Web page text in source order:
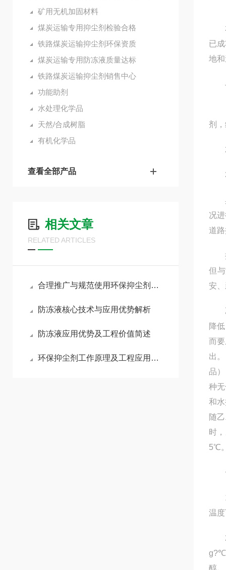
矿用无机加固材料
煤炭运输专用抑尘剂检验合格
铁路煤炭运输抑尘剂环保资质
煤炭运输专用防冻液质量达标
铁路煤炭运输抑尘剂销售中心
功能助剂
水处理化学品
天然/合成树脂
有机化学品
查看全部产品
相关文章
RELATED ARTICLES
合理推广与规范使用环保抑尘剂助力各行业扬尘达标治理
防冻液核心技术与应用优势解析
防冻液应用优势及工程价值简述
环保抑尘剂工作原理及工程应用技术探讨
本
已
地
与
剂
2.
3.
具
况
道
抑
但
安
乙
降
而
出
品
种
和
随
时
5℃
一
1
温
2
g?℃
醇。